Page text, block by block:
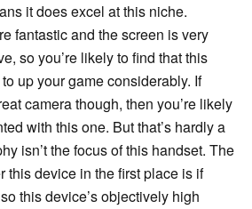
it does excel at this niche.
fantastic and the screen is very
so you’re likely to find that this
up your game considerably. If
camera though, then you’re likely
with this one. But that’s hardly a
isn’t the focus of this handset. The
this device in the first place is if
this device’s objectively high